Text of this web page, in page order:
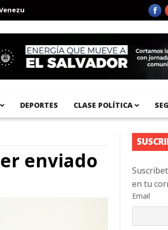
Aeropuerto Internacional del Pacífico
DEPORTES CLASE POLÍTICA
enviado
en tu
Email